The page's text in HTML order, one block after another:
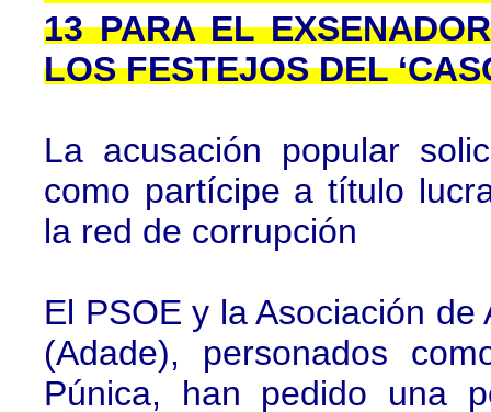
13 PARA EL
LOS FESTEJOS DEL
La acusación popular
como partícipe a título
la red de corrupción
El PSOE y la Asociación
(Adade), personados
Púnica, han pedido una